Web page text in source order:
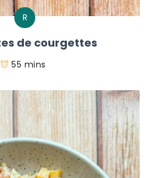
R
de courgettes
55 mins